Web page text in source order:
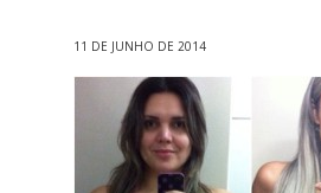
11 DE JUNHO DE 2014